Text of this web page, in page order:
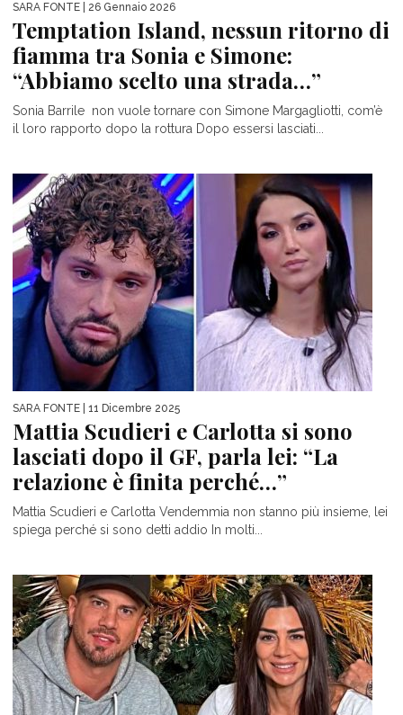
SARA FONTE | 26 Gennaio 2026
Temptation Island, nessun ritorno di
fiamma tra Sonia e Simone:
“Abbiamo scelto una strada…”
Sonia Barrile non vuole tornare con Simone Margagliotti, com’è
il loro rapporto dopo la rottura Dopo essersi lasciati...
SARA FONTE | 11 Dicembre 2025
Mattia Scudieri e Carlotta si sono
lasciati dopo il GF, parla lei: “La
relazione è finita perché…”
Mattia Scudieri e Carlotta Vendemmia non stanno più insieme, lei
spiega perché si sono detti addio In molti...